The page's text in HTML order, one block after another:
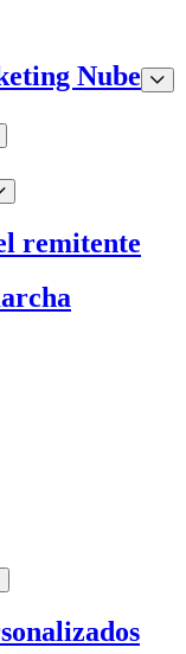
Nube
remitente